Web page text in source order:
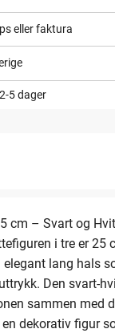
eller faktura
5 dager
cm – Svart og
i tre er 25
lang hals
Den svart-
sammen med
dekorativ figur